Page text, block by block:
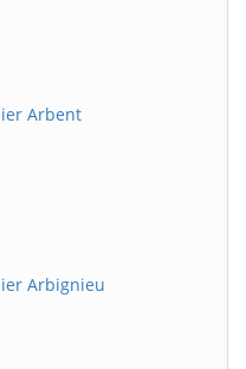
Arbent
Arbignieu